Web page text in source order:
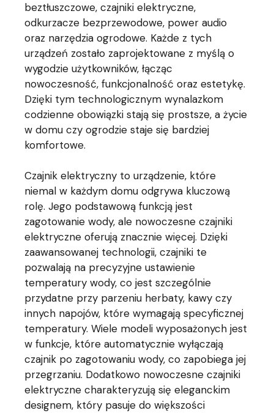
beztłuszczowe, czajniki elektryczne,
odkurzacze bezprzewodowe, power audio
oraz narzędzia ogrodowe. Każde z tych
urządzeń zostało zaprojektowane z myślą o
wygodzie użytkowników, łącząc
nowoczesność, funkcjonalność oraz estetykę.
Dzięki tym technologicznym wynalazkom
codzienne obowiązki stają się prostsze, a życie
w domu czy ogrodzie staje się bardziej
komfortowe.
Czajnik elektryczny to urządzenie, które
niemal w każdym domu odgrywa kluczową
rolę. Jego podstawową funkcją jest
zagotowanie wody, ale nowoczesne czajniki
elektryczne oferują znacznie więcej. Dzięki
zaawansowanej technologii, czajniki te
pozwalają na precyzyjne ustawienie
temperatury wody, co jest szczególnie
przydatne przy parzeniu herbaty, kawy czy
innych napojów, które wymagają specyficznej
temperatury. Wiele modeli wyposażonych jest
w funkcje, które automatycznie wyłączają
czajnik po zagotowaniu wody, co zapobiega jej
przegrzaniu. Dodatkowo nowoczesne czajniki
elektryczne charakteryzują się eleganckim
designem, który pasuje do większości